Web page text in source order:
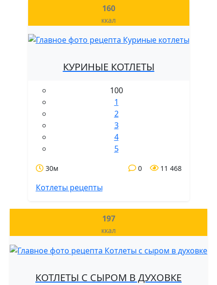
160
ккал
КУРИНЫЕ КОТЛЕТЫ
100
1
2
3
4
5
30м 11 468
0
Котлеты рецепты
197
ккал
КОТЛЕТЫ С СЫРОМ В ДУХОВКЕ